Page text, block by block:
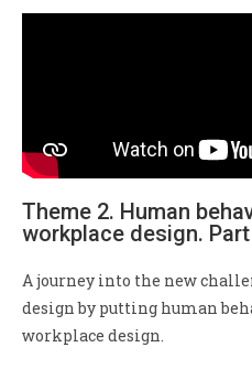
Theme 2. Human
workplace design. Part
A journey into the new
design by putting human
workplace design.